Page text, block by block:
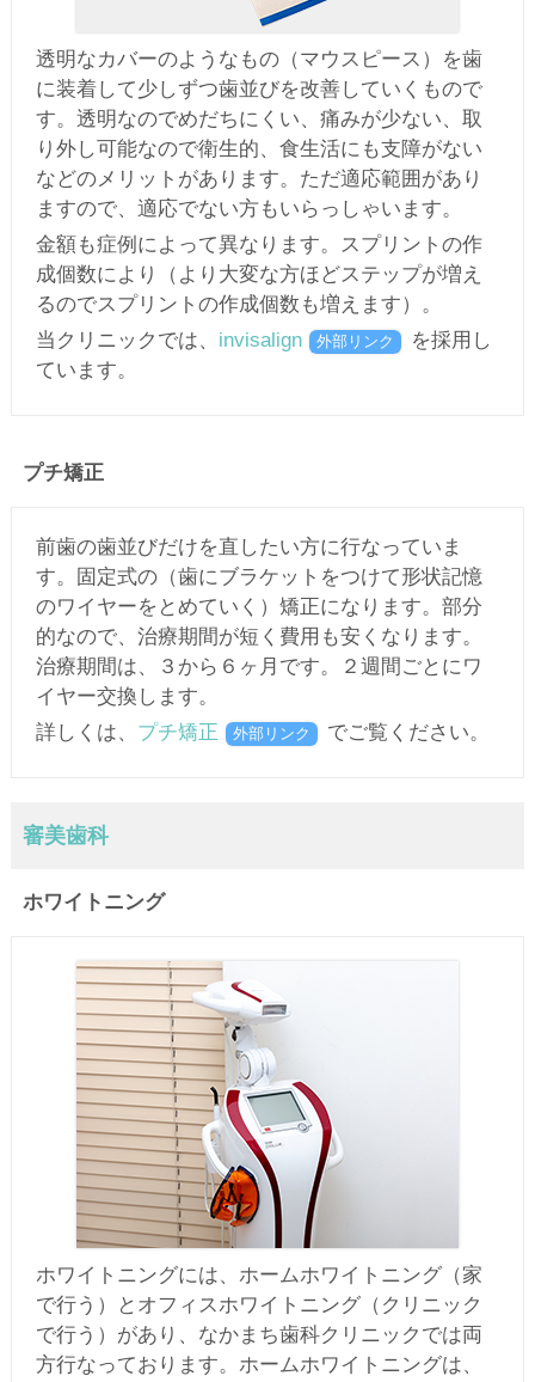
透明なカバーのようなもの（マウスピース）を歯
に装着して少しずつ歯並びを改善していくもので
す。透明なのでめだちにくい、痛みが少ない、取
り外し可能なので衛生的、食生活にも支障がない
などのメリットがあります。ただ適応範囲があり
ますので、適応でない方もいらっしゃいます。
金額も症例によって異なります。スプリントの作
成個数により（より大変な方ほどステップが増え
るのでスプリントの作成個数も増えます）。
当クリニックでは、 invisalign 外部リンク
を採用し
ています。
プチ矯正
前歯の歯並びだけを直したい方に行なっていま
す。固定式の（歯にブラケットをつけて形状記憶
のワイヤーをとめていく）矯正になります。部分
的なので、治療期間が短く費用も安くなります。
治療期間は、３から６ヶ月です。２週間ごとにワ
イヤー交換します。
詳しくは、 プチ矯正 外部リンク でご覧ください。
審美歯科
ホワイトニング
ホワイトニングには、ホームホワイトニング（家
で行う）とオフィスホワイトニング（クリニック
で行う）があり、なかまち歯科クリニックでは両
方行なっております。ホームホワイトニングは、